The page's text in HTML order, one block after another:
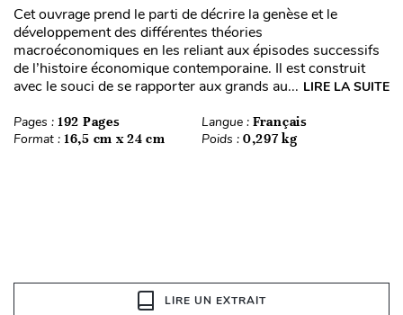
Cet ouvrage prend le parti de décrire la genèse et le
développement des différentes théories
macroéconomiques en les reliant aux épisodes successifs
de l’histoire économique contemporaine. Il est construit
avec le souci de se rapporter aux grands au... LIRE LA SUITE
Pages : 192 Pages Langue : Français
Format : 16,5 cm x 24 cm Poids : 0,297 kg
LIRE UN EXTRAIT